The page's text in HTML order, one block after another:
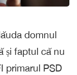
domnul
și faptul că nu
primarul PSD